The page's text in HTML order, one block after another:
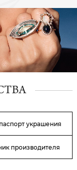
украшения
производителя